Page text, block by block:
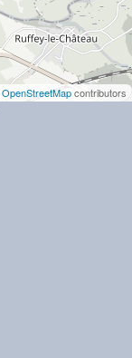
OpenStreetMapcontributors